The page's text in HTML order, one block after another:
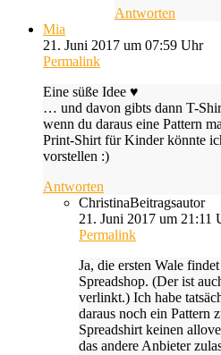
Antworten
Mia
21. Juni 2017 um 07:59 Uhr
Permalink
Eine süße Idee ♥
… und davon gibts dann T-
wenn du daraus eine Pattern
Print-Shirt für Kinder könnte
vorstellen :)
Antworten
ChristinaBeitragsautor
21. Juni 2017 um 21:11
Permalink
Ja, die ersten Wale
Spreadshop. (Der ist
verlinkt.) Ich habe
daraus noch ein Pattern
Spreadshirt keinen
das andere Anbieter